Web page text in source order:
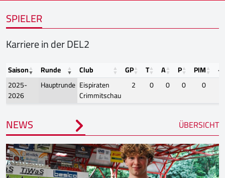
SPIELER
Karriere in der DEL2
Saison Runde Club GP T A P PIM
2025-
2026
Hauptrunde Eispiraten
Crimmitschau
2 0 0 0 0
NEWS ÜBERSICHT